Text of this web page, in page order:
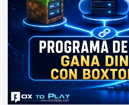
que necesitas y
pequenos circuitos
06/08/2026 10:36